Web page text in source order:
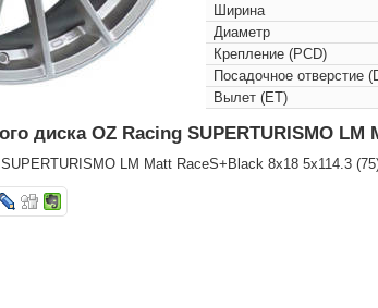
Ширина
Диаметр
Крепление (PCD)
Посадочное отверстие
Вылет (ET)
диска OZ Racing SUPERTURISMO LM
LM Matt RaceS+Black 8x18 5x114.3